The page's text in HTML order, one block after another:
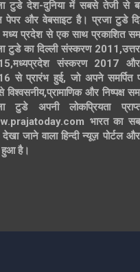
टुडे देश-दुनिया में सबसे तेजी से
पेपर और वेबसाइट है। प्रजा टुडे
प्रदेश से एक साथ प्रकाशित
टुडे का दिल्ली संस्करण
संस्करण 2017
से प्रारंभ हुई, जो अपने समर्पित
विश्वसनीय,प्रामाणिक और निष्पक्ष
टुडे अपनी लोकप्रियता
भारत का
जाने वाला हिन्दी न्यूज़ पोर्टल
हुआ है।